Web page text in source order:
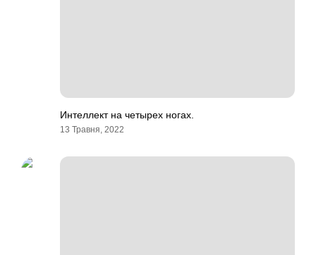
Интеллект на четырех ногах.
13 Травня, 2022